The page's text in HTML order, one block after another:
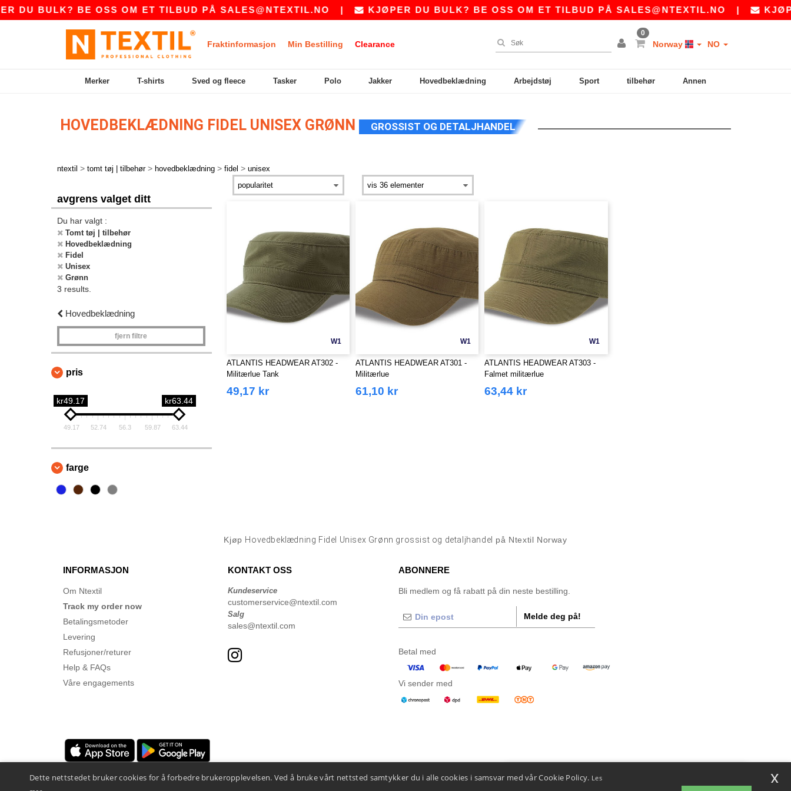
DU BULK? BE OSS OM ET TILBUD PÅSALES@NTEXTIL.NO| KJØPER DU BULK? BE OSS OM ET TILBUD PÅSALES@NTEXTIL.NO|
Fraktinformasjon Min Bestilling Clearance
0
Norway NO
Merker T-shirts Sved og fleece Tasker Polo Jakker Hovedbeklædning Arbejdstøj Sport tilbehør Annen
HOVEDBEKLÆDNING FIDEL UNISEX GRØNN GROSSIST OG DETALJHANDEL
ntextil > tomt tøj | tilbehør > hovedbeklædning > fidel > unisex
avgrens valget ditt
Du har valgt :
Tomt tøj | tilbehør
Hovedbeklædning
Fidel
Unisex
Grønn
3 results.
Hovedbeklædning
fjern filtre
pris
kr49.17 kr63.44
49.17 52.74 56.3 59.87 63.44
farge
W1
ATLANTIS HEADWEAR AT302 -
Militærlue Tank
49,17 kr
W1
ATLANTIS HEADWEAR AT301 -
Militærlue
61,10 kr
W1
ATLANTIS HEADWEAR AT303 -
Falmet militærlue
63,44 kr
Kjøp Hovedbeklædning Fidel Unisex Grønn grossist og detaljhandel på Ntextil Norway
INFORMASJON
Om Ntextil
Track my order now
Betalingsmetoder
Levering
Refusjoner/returer
Help & FAQs
Våre engagements
KONTAKT OSS
Kundeservice
customerservice@ntextil.com
Salg
sales@ntextil.com
ABONNERE
Bli medlem og få rabatt på din neste bestilling.
Melde deg på!
Betal med
Vi sender med
Dette nettstedet bruker cookies for å forbedre brukeropplevelsen. Ved å bruke vårt nettsted samtykker du i alle cookies i samsvar med vår Cookie Policy. Les
x
👋 Hei